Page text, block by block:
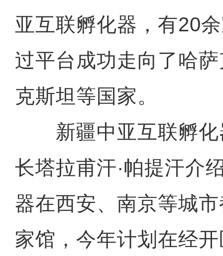
亚互联孵化器，有20
过平台成功走向了哈
克斯坦等国家。
新疆中亚互联孵化
长塔拉甫汗·帕提汗介
器在西安、南京等城
家馆，今年计划在经